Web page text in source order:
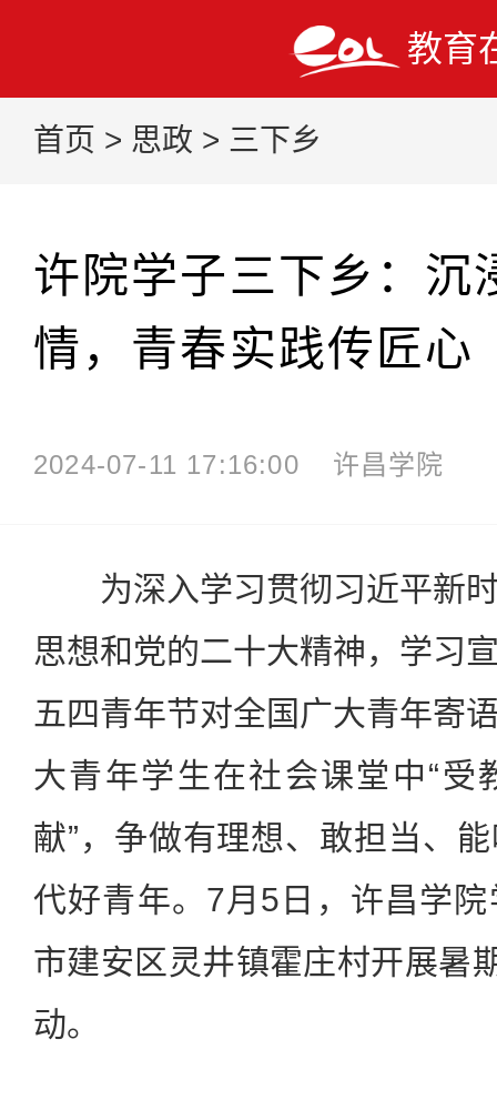
教育
首页 > 思政 > 三下乡
许院学子三下乡：沉
情，青春实践传匠心
2024-07-11 17:16:00 许昌学院
为深入学习贯彻习近平新时
思想和党的二十大精神，学习
五四青年节对全国广大青年寄
大青年学生在社会课堂中“受
献”，争做有理想、敢担当、
代好青年。7月5日，许昌学
市建安区灵井镇霍庄村开展暑
动。